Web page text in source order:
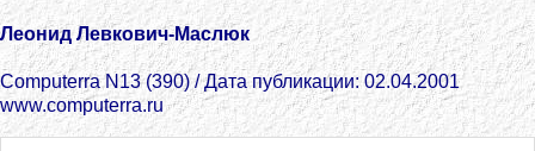
Леонид Левкович-Маслюк
Computerra N13 (390) / Дата публикации: 02.04.2001
www.computerra.ru